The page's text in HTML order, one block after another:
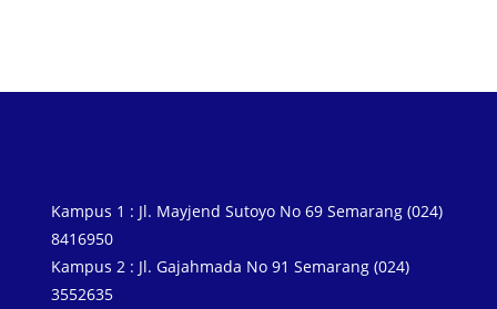
Kampus 1 : Jl. Mayjend Sutoyo No 69 Semarang (024)
8416950
Kampus 2 : Jl. Gajahmada No 91 Semarang (024)
3552635